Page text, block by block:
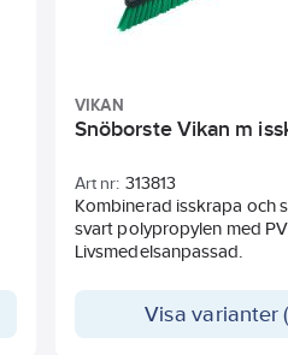
VIKAN
Snöborste Vikan m
Art nr: 313813
Kombinerad isskrapa och
svart polypropylen med
Livsmedelsanpassad.
Visa varianter